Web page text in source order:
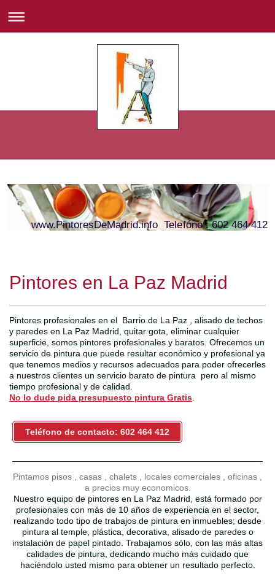
www.PintoresDeMadrid.info Telefóno : 602 464 412
Pintores en La Paz Madrid
Pintores profesionales en el Barrio de La Paz , alisado de techos
y paredes en La Paz Madrid, quitar gota, eliminar cualquier
superficie, somos pintores profesionales y baratos. Ofrecemos un
servicio de pintura que puede resultar económico y profesional ya
que tenemos medios y recursos adecuados para poder ofrecerles
a nuestros clientes un servicio barato de pintura pero al mismo
tiempo profesional y de calidad.
No lo dude pida presupuesto pintura Gratis.
Teléfono de contacto: 602 464 412
Pintamos pisos , casas , chalets , locales comerciales , oficinas ,
a precios muy economicos.
Nuestro equipo de pintores en La Paz Madrid, está formado por
profesionales con más de 10 años de experiencia en el sector,
realizando todo tipo de trabajos de pintura en inmuebles; desde
pintura al temple, plástica, decorativa, alisado de paredes o
instalación de papel pintado. Trabajamos sólo, con las más altas
calidades de pintura, dedicando mucho más cuidado que
haciéndolo usted mismo para obtener un resultado perfecto.